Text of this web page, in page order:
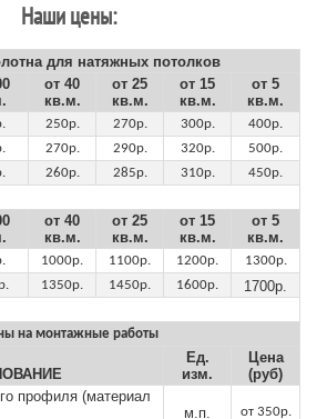
Наши цены:
для натяжных потолков
от 40
кв.м.
от 25
кв.м.
от 15
кв.м.
от 5
кв.м.
250р. 270р. 300р. 400р.
270р. 290р. 320р. 500р.
260р. 285р. 310р. 450р.
от 40
кв.м.
от 25
кв.м.
от 15
кв.м.
от 5
кв.м.
1000р. 1100р. 1200р. 1300р.
1350р. 1450р. 1600р. 1700р.
на монтажные работы
Ед.
изм.
Цена
(руб)
профиля (материал
м.п. от 350р.